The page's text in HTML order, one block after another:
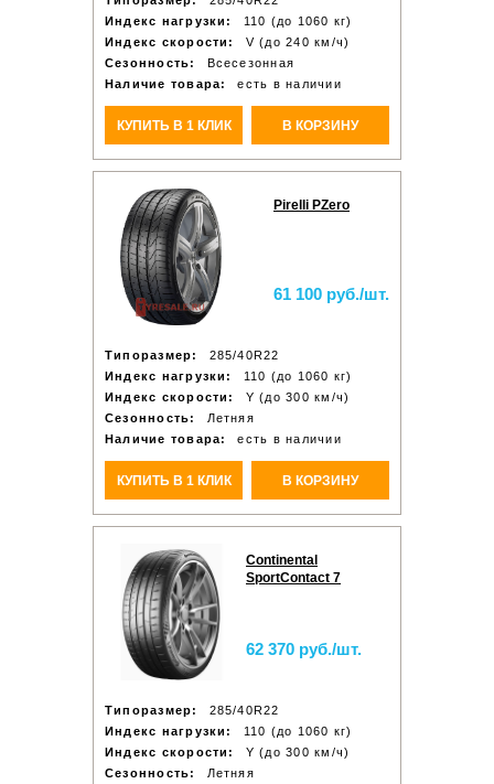
Индекс нагрузки:
110 (до 1060 кг)
Индекс скорости:
V (до 240 км/ч)
Сезонность:
Всесезонная
Наличие товара:
есть в наличии
КУПИТЬ В 1 КЛИК В КОРЗИНУ
Pirelli PZero
61 100 руб./шт.
Типоразмер:
285/40R22
Индекс нагрузки:
110 (до 1060 кг)
Индекс скорости:
Y (до 300 км/ч)
Сезонность:
Летняя
Наличие товара:
есть в наличии
КУПИТЬ В 1 КЛИК В КОРЗИНУ
Continental
SportContact 7
62 370 руб./шт.
Типоразмер:
285/40R22
Индекс нагрузки:
110 (до 1060 кг)
Индекс скорости:
Y (до 300 км/ч)
Сезонность:
Летняя